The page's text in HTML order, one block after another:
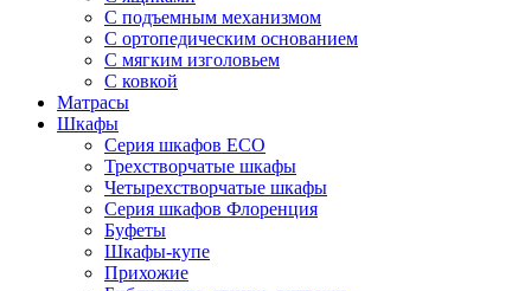
С подъемным механизмом
С ортопедическим основанием
С мягким изголовьем
С ковкой
Матрасы
Шкафы
Серия шкафов ECO
Трехстворчатые шкафы
Четырехстворчатые шкафы
Серия шкафов Флоренция
Буфеты
Шкафы-купе
Прихожие